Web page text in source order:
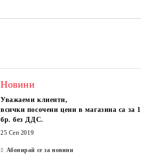
Новини
Уважаеми клиенти,
всички посочени цени в магазина са за 1
бр. без ДДС.
25 Сеп 2019
Абонирай се за новини